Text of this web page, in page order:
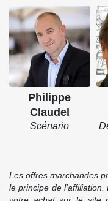
Philippe
Claudel
Scénario
Les offres marchandes
le principe de